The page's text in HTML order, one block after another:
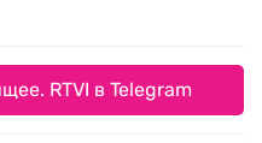
RTVI в Telegram